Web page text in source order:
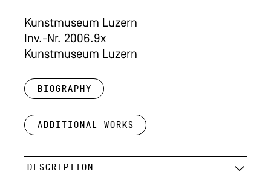
Kunstmuseum Luzern
Inv.-Nr. 2006.9x
Kunstmuseum Luzern
Biography
Additional works
DESCRIPTION